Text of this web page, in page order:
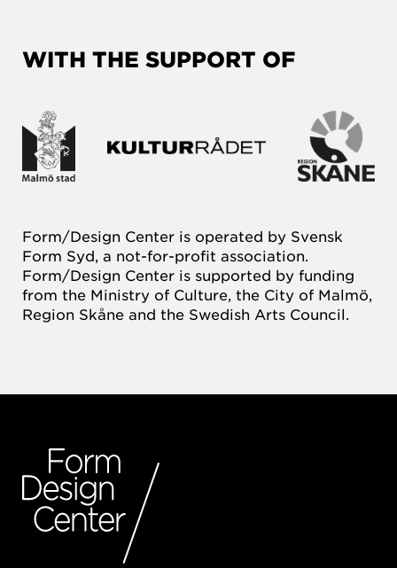
WITH THE SUPPORT OF
Form/Design Center is operated by Svensk
Form Syd, a not-for-profit association.
Form/Design Center is supported by funding
from the Ministry of Culture, the City of Malmö,
Region Skåne and the Swedish Arts Council.